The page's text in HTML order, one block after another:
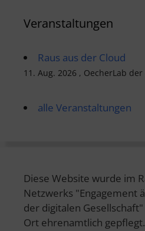
Veranstaltungen
Raus aus der Cloud
11. Aug. 2026 , OecherLab
alle Veranstaltungen
Diese Website wurde im
Netzwerks "Engagement
der digitalen
Ort ehrenamtlich gepflegt.